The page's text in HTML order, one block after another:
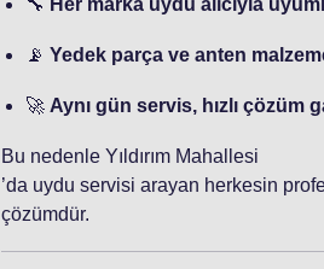
📡 Yedek parça ve anten
🚀 Aynı gün servis, hızlı çözüm
Bu nedenle Yıldırım Mahallesi
’da uydu servisi arayan herkesin
çözümdür.